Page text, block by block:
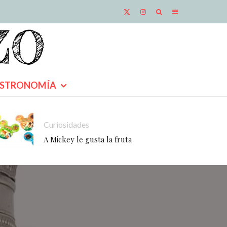
Curiosidades
A Mickey le gusta la fruta